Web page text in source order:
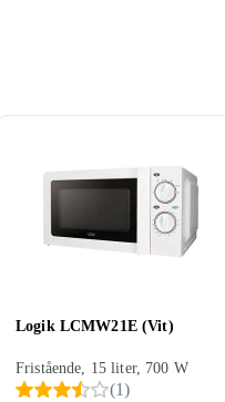
Logik LCMW21E (Vit)
Fristående, 15 liter, 700 W
(1)